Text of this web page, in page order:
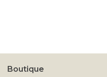
Boutique